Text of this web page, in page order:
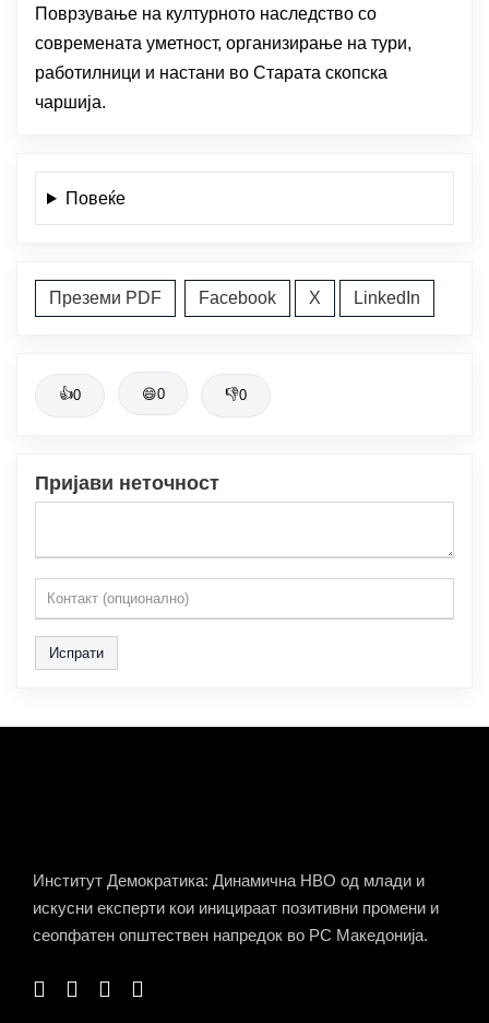
Поврзување на културното наследство со
современата уметност, организирање на тури,
работилници и настани во Старата скопска
чаршија.
Повеќе
Преземи PDF Facebook X LinkedIn
👍0 😄0 👎0
Пријави неточност
Испрати
Институт Демократика: Динамична НВО од млади и
искусни експерти кои иницираат позитивни промени и
сеопфатен општествен напредок во РС Македонија.